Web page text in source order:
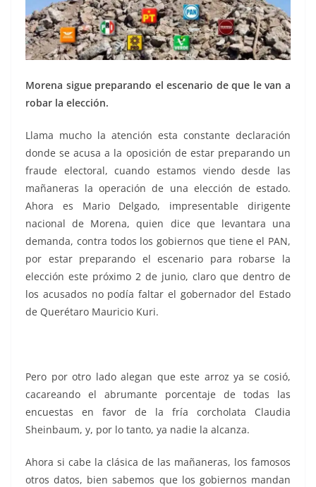
Morena sigue preparando el escenario de que le van a
robar la elección.
Llama mucho la atención esta constante declaración
donde se acusa a la oposición de estar preparando un
fraude electoral, cuando estamos viendo desde las
mañaneras la operación de una elección de estado.
Ahora es Mario Delgado, impresentable dirigente
nacional de Morena, quien dice que levantara una
demanda, contra todos los gobiernos que tiene el PAN,
por estar preparando el escenario para robarse la
elección este próximo 2 de junio, claro que dentro de
los acusados no podía faltar el gobernador del Estado
de Querétaro Mauricio Kuri.
Pero por otro lado alegan que este arroz ya se cosió,
cacareando el abrumante porcentaje de todas las
encuestas en favor de la fría corcholata Claudia
Sheinbaum, y, por lo tanto, ya nadie la alcanza.
Ahora si cabe la clásica de las mañaneras, los famosos
otros datos, bien sabemos que los gobiernos mandan